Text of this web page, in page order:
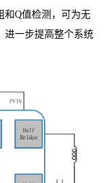
和Q值检测，可为无
进一步提高整个系统